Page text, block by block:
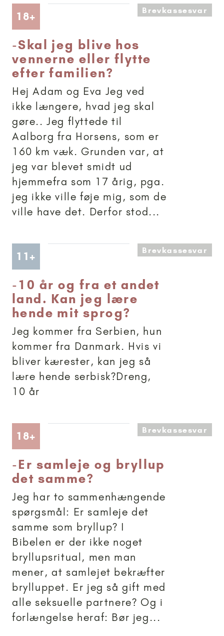
18+ Artikler anbefalet til 18+Brevkassesvar
-Skal jeg blive hos
vennerne eller flytte
efter familien?
Hej Adam og Eva Jeg ved
ikke længere, hvad jeg skal
gøre.. Jeg flyttede til
Aalborg fra Horsens, som er
160 km væk. Grunden var, at
jeg var blevet smidt ud
hjemmefra som 17 årig, pga.
jeg ikke ville føje mig, som de
ville have det. Derfor stod...
11+ Artikler anbefalet til 11+Brevkassesvar
- 10 år og fra et andet
land. Kan jeg lære
hende mit sprog?
Jeg kommer fra Serbien, hun
kommer fra Danmark. Hvis vi
bliver kærester, kan jeg så
lære hende serbisk?Dreng,
10 år
18+ Artikler anbefalet til 18+Brevkassesvar
-Er samleje og bryllup
det samme?
Jeg har to sammenhængende
spørgsmål: Er samleje det
samme som bryllup? I
Bibelen er der ikke noget
bryllupsritual, men man
mener, at samlejet bekræfter
brylluppet. Er jeg så gift med
alle seksuelle partnere? Og i
forlængelse heraf: Bør jeg...